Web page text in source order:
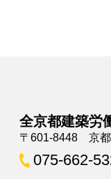
全京都建築労
〒601-8448 京都
075-662-